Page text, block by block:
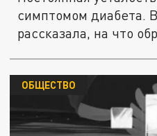
симптомом диабета.
рассказала, на что
ОБЩЕСТВО